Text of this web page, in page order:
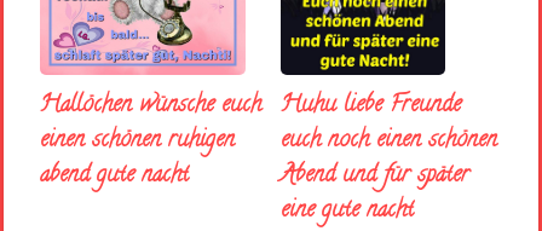
Hallöchen wünsche euch
einen schönen ruhigen
abend gute nacht
Huhu liebe Freunde
euch noch einen schönen
Abend und für später
eine gute nacht